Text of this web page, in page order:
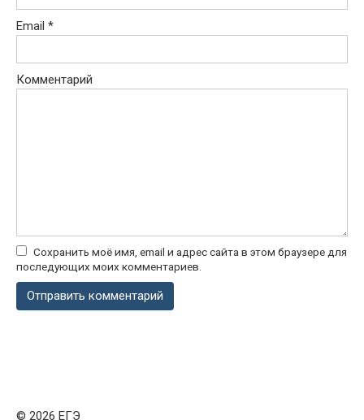
Email *
Комментарий
Сохранить моё имя, email и адрес сайта в этом браузере для
последующих моих комментариев.
© 2026 ЕГЭ